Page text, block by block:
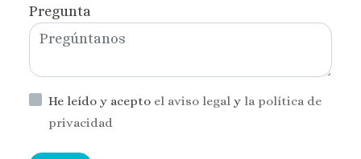
Pregunta
He leído y acepto el aviso legal y la política de
privacidad